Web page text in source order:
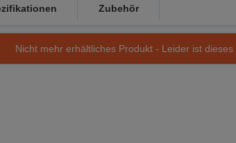
Zubehör
Nicht mehr erhältliches Produkt - Leider ist